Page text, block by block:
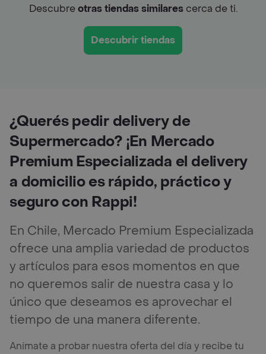
Descubreotras tiendas similarescerca de ti.
Descubrir tiendas
¿Querés pedir delivery de
Supermercado? ¡En Mercado
Premium Especializada el delivery
a domicilio es rápido, práctico y
seguro con Rappi!
En Chile, Mercado Premium Especializada
ofrece una amplia variedad de productos
y artículos para esos momentos en que
no queremos salir de nuestra casa y lo
único que deseamos es aprovechar el
tiempo de una manera diferente.
Anímate a probar nuestra oferta del día y recibe tu